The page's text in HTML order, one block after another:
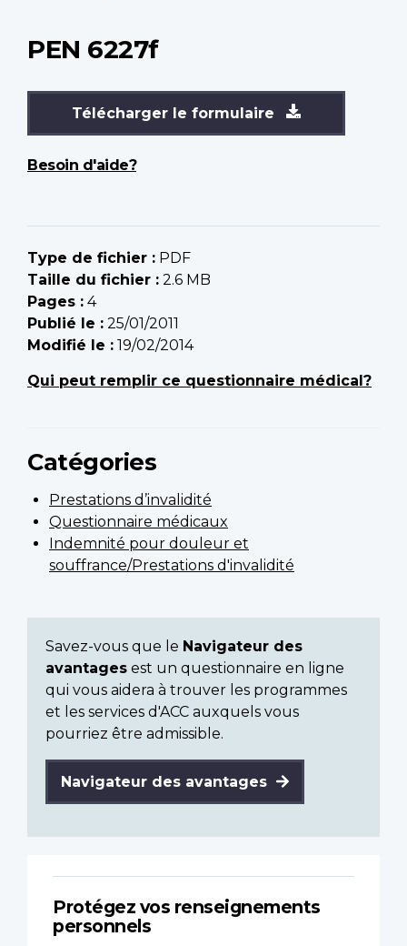
PEN 6227f
Télécharger le formulaire
Besoin d'aide?
Type de fichier : PDF
Taille du fichier : 2.6 MB
Pages : 4
Publié le : 25/01/2011
Modifié le : 19/02/2014
Qui peut remplir ce questionnaire médical?
Catégories
Prestations d’invalidité
Questionnaire médicaux
Indemnité pour douleur et
souffrance/Prestations d'invalidité
Savez-vous que le Navigateur des
avantages est un questionnaire en ligne
qui vous aidera à trouver les programmes
et les services d'ACC auxquels vous
pourriez être admissible.
Navigateur des avantages
Protégez vos renseignements
personnels